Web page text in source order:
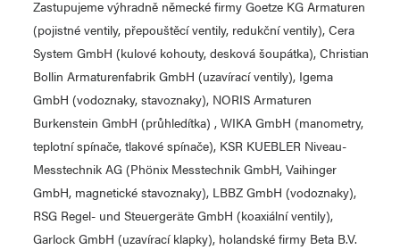
Zastupujeme výhradně německé firmy Goetze KG Armaturen
(pojistné ventily, přepouštěcí ventily, redukční ventily), Cera
System GmbH (kulové kohouty, desková šoupátka), Christian
Bollin Armaturenfabrik GmbH (uzavírací ventily), Igema
GmbH (vodoznaky, stavoznaky), NORIS Armaturen
Burkenstein GmbH (průhledítka) , WIKA GmbH (manometry,
teplotní spínače, tlakové spínače), KSR KUEBLER Niveau-
Messtechnik AG (Phönix Messtechnik GmbH, Vaihinger
GmbH, magnetické stavoznaky), LBBZ GmbH (vodoznaky),
RSG Regel- und Steuergeräte GmbH (koaxiální ventily),
Garlock GmbH (uzavírací klapky), holandské firmy Beta B.V.